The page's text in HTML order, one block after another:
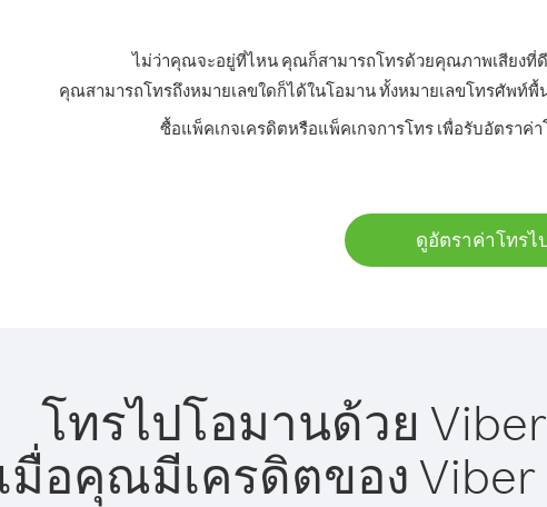
ไม่ว่าคุณจะอยู่ที่ไหน คุณก็สามารถโทรด้วยคุณภาพเสียงที่ดี
คุณสามารถโทรถึงหมายเลขใดก็ได้ในโอมาน ทั้งหมายเลขโทรศัพท์พื้
ซื้อแพ็คเกจเครดิตหรือแพ็คเกจการโทร เพื่อรับอัตรา
ดูอัตราค่าโทรไ
โทรไปโอมานด้วย
เมื่อคุณมีเครดิตของ